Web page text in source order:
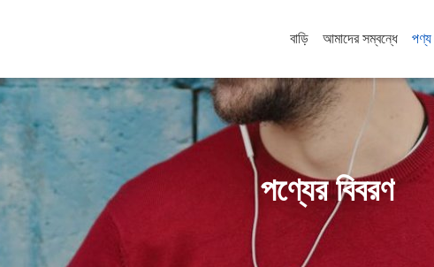
বাড়ি আমাদের সম্বন্ধে পণ্য
পণ্যের বিবরণ